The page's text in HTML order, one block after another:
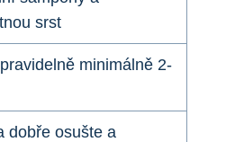
⁢srst
minimálně ​2-
dobře osušte a⁣